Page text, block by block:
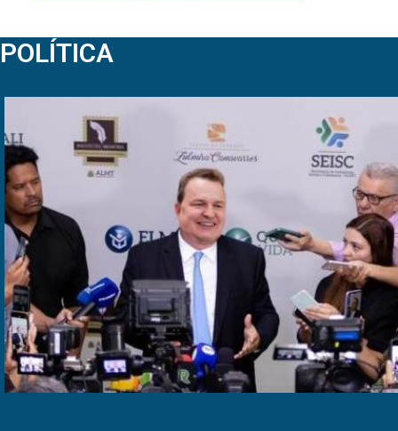
POLÍTICA